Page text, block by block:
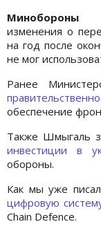
изменения о
на год после
не мог
Ранее
обеспечение
Также Шмыгаль
инвестиции в
обороны.
Как мы уже
цифровую
Chain Defence.